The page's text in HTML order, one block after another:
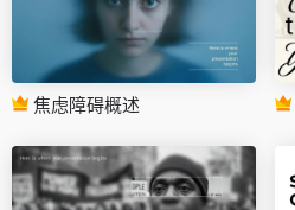
焦虑障碍概述